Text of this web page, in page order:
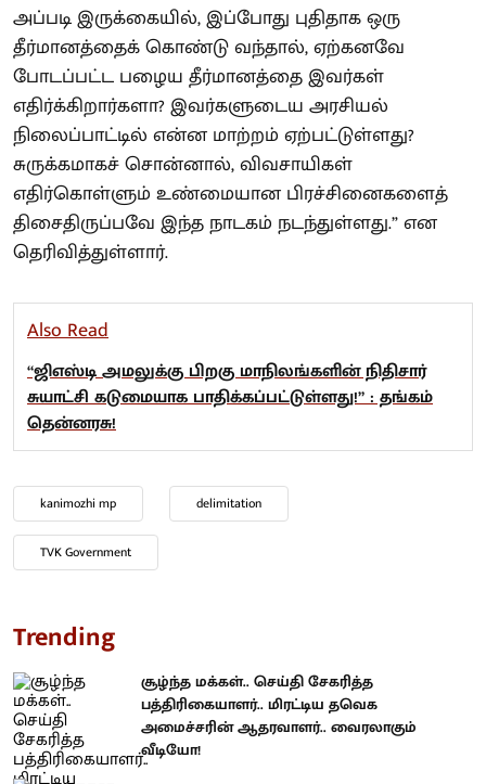
அப்படி இருக்கையில், இப்போது புதிதாக ஒரு
தீர்மானத்தைக் கொண்டு வந்தால், ஏற்கனவே
போடப்பட்ட பழைய தீர்மானத்தை இவர்கள்
எதிர்க்கிறார்களா? இவர்களுடைய அரசியல்
நிலைப்பாட்டில் என்ன மாற்றம் ஏற்பட்டுள்ளது?
சுருக்கமாகச் சொன்னால், விவசாயிகள்
எதிர்கொள்ளும் உண்மையான பிரச்சினைகளைத்
திசைதிருப்பவே இந்த நாடகம் நடந்துள்ளது.” என
தெரிவித்துள்ளார்.
Also Read
“ஜிஎஸ்டி அமலுக்கு பிறகு மாநிலங்களின் நிதிசார்
சுயாட்சி கடுமையாக பாதிக்கப்பட்டுள்ளது!” : தங்கம்
தென்னரசு!
kanimozhi mp delimitation
TVK Government
Trending
சூழ்ந்த மக்கள்.. செய்தி சேகரித்த
பத்திரிகையாளர்.. மிரட்டிய தவெக
அமைச்சரின் ஆதரவாளர்.. வைரலாகும்
வீடியோ!